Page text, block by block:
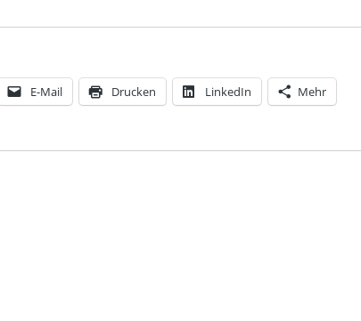
E-Mail Drucken LinkedIn Mehr